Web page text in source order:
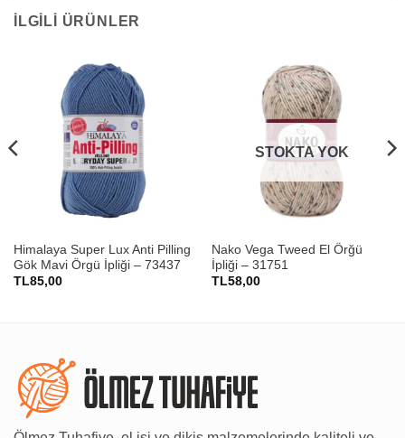
İLGILI ÜRÜNLER
Himalaya Super Lux Anti Pilling
Gök Mavi Örgü İpliği – 73437
TL85,00
STOKTA YOK
Nako Vega Tweed El Örğü
İpliği – 31751
TL58,00